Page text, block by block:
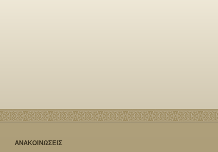
ΑΝΑΚΟΙΝΩΣΕΙΣ